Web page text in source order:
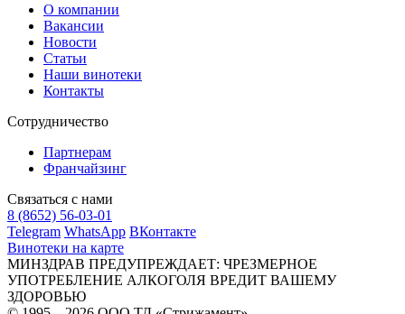
О компании
Вакансии
Новости
Статьи
Наши винотеки
Контакты
Сотрудничество
Партнерам
Франчайзинг
Связаться с нами
8 (8652) 56-03-01
Telegram WhatsApp ВКонтакте
Винотеки на карте
МИНЗДРАВ ПРЕДУПРЕЖДАЕТ: ЧРЕЗМЕРНОЕ
УПОТРЕБЛЕНИЕ АЛКОГОЛЯ ВРЕДИТ ВАШЕМУ
ЗДОРОВЬЮ